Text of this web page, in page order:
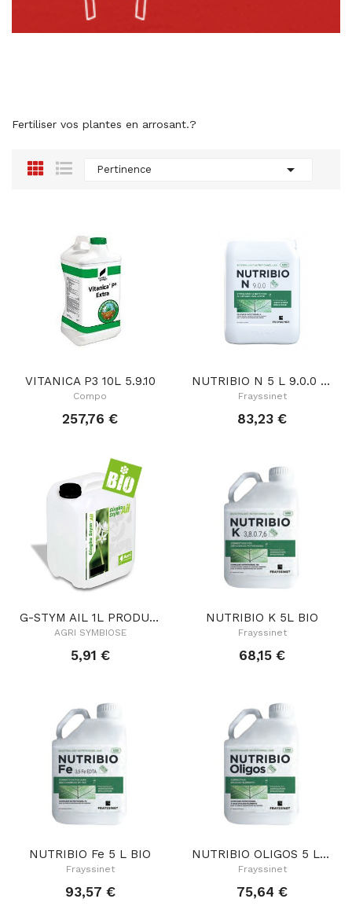
Fertiliser vos plantes en arrosant.?
Pertinence 
VITANICA P3 10L 5.9.10
Compo
257,76 €
NUTRIBIO N 5 L 9.0.0 BIO
Frayssinet
83,23 €
G-STYM AIL 1L PRODUIT CONCENTRE BIO
AGRI SYMBIOSE
5,91 €
NUTRIBIO K 5L BIO
Frayssinet
68,15 €
NUTRIBIO Fe 5 L BIO
Frayssinet
93,57 €
NUTRIBIO OLIGOS 5 L BIO
Frayssinet
75,64 €